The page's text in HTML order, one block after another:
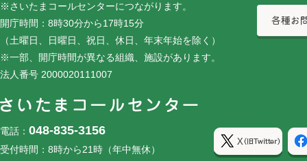
※さいたまコールセンターにつながります。
開庁時間：8時30分から17時15分
（土曜日、日曜日、祝日、休日、年末年始を除く）
※一部、開庁時間が異なる組織、施設があります。
法人番号 2000020111007
電話： 048-835-3156
受付時間：8時から21時（年中無休）